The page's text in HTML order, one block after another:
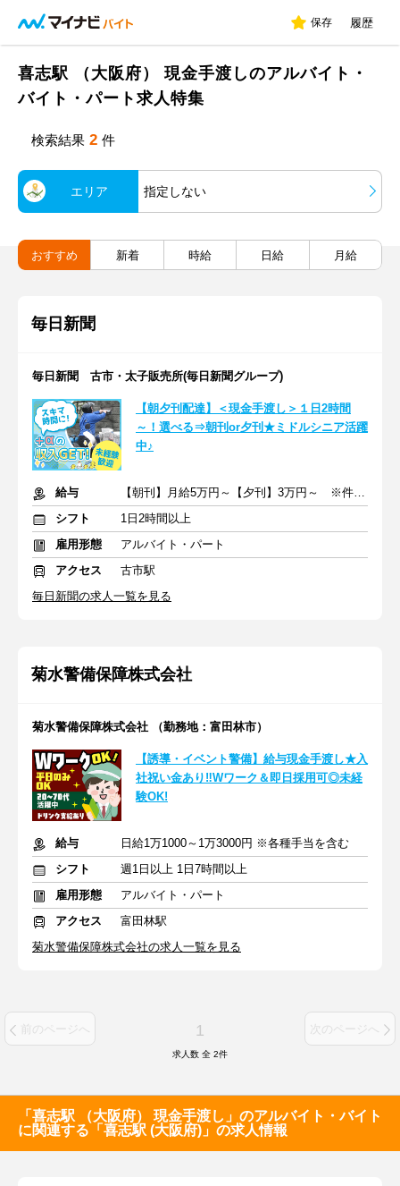
保存 履歴
喜志駅 （大阪府） 現金手渡しのアルバイト・
バイト・パート求人特集
検索結果 2 件
エリア 指定しない
おすすめ 新着 時給 日給 月給
毎日新聞
毎日新聞 古市・太子販売所(毎日新聞グループ)
【朝夕刊配達】＜現金手渡し＞１日2時間
～！選べる⇒朝刊or夕刊★ミドルシニア活躍
中♪
給与
【朝刊】月給5万円～【夕刊】3万円～ ※件数による
シフト
1日2時間以上
雇用形態
アルバイト・パート
アクセス
古市駅
毎日新聞の求人一覧を見る
菊水警備保障株式会社
菊水警備保障株式会社 （勤務地：富田林市）
【誘導・イベント警備】給与現金手渡し★入
社祝い金あり‼Wワーク＆即日採用可◎未経
験OK!
給与
日給1万1000～1万3000円 ※各種手当を含む
シフト
週1日以上 1日7時間以上
雇用形態
アルバイト・パート
アクセス
富田林駅
菊水警備保障株式会社の求人一覧を見る
前のページへ 1 次のページへ
求人数 全 2件
「喜志駅 （大阪府） 現金手渡し」のアルバイト・バイト
に関連する「喜志駅 (大阪府)」の求人情報